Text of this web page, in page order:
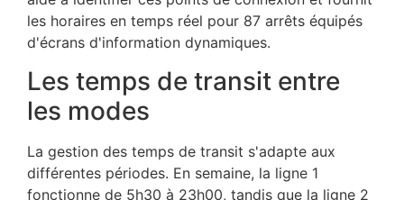
les horaires en temps réel pour 87 arrêts équipés
d'écrans d'information dynamiques.
Les temps de transit entre
les modes
La gestion des temps de transit s'adapte aux
différentes périodes. En semaine, la ligne 1
fonctionne de 5h30 à 23h00, tandis que la ligne 2